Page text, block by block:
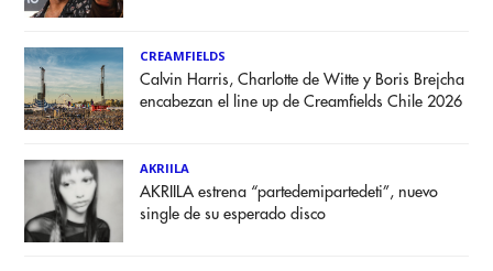
CREAMFIELDS
Calvin Harris, Charlotte de Witte y Boris Brejcha
encabezan el line up de Creamfields Chile 2026
AKRIILA
AKRIILA estrena “partedemipartedeti”, nuevo
single de su esperado disco